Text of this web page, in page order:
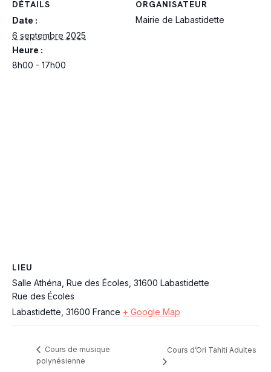
DÉTAILS
Date :
6 septembre 2025
Heure :
8h00 - 17h00
ORGANISATEUR
Mairie de Labastidette
LIEU
Salle Athéna, Rue des Écoles, 31600 Labastidette
Rue des Écoles
Labastidette 31600 France + Google Map
Cours de musique
polynésienne
Cours d’Ori Tahiti Adultes